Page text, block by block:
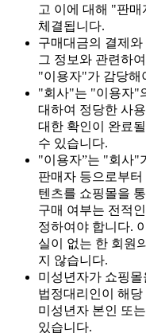
고 이에 대해 "판
체결됩니다.
구매대금의 결제
그 정보와 관련하
"이용자"가 감당해
"회사"는 "이용자"
대하여 정당한 사
대한 확인이 완료
수 있습니다.
"이용자”는 "회사"
판매자 등으로부
텐츠를 쇼핑몰을
구매 여부는 전적
정하여야 합니다.
실이 없는 한 회원
지 않습니다.
미성년자가 쇼핑
법정대리인이 해
미성년자 본인 또
있습니다.